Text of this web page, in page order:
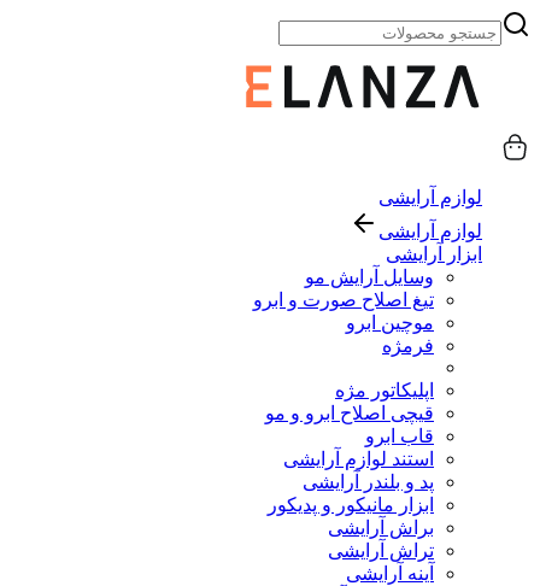
لوازم آرایشی
لوازم آرایشی
ابزار آرایشی
وسایل آرایش مو
تیغ اصلاح صورت و ابرو
موچین ابرو
فرمژه
اپلیکاتور مژه
قیچی اصلاح ابرو و مو
قاب ابرو
استند لوازم آرایشی
پد و بلندر آرایشی
ابزار مانیکور و پدیکور
براش آرایشی
تراش آرایشی
آینه آرایشی